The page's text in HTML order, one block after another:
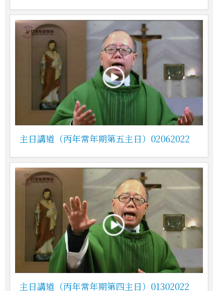
主日講道（丙年常年期第五主日）02062022
主日講道（丙年常年期第四主日）01302022